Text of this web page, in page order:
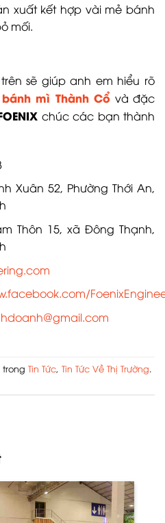
xuất kết hợp vài mẻ bánh
mối.
sẽ giúp anh em hiểu rõ
mì Thành Cổ và đặc
chúc các bạn thành
Xuân 52, Phường Thới An,
Thôn 15, xã Đông Thạnh,
Tin Tức, Tin Tức Về Thị Trường.